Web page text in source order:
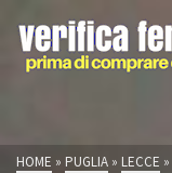
HOME » PUGLIA » LECCE »